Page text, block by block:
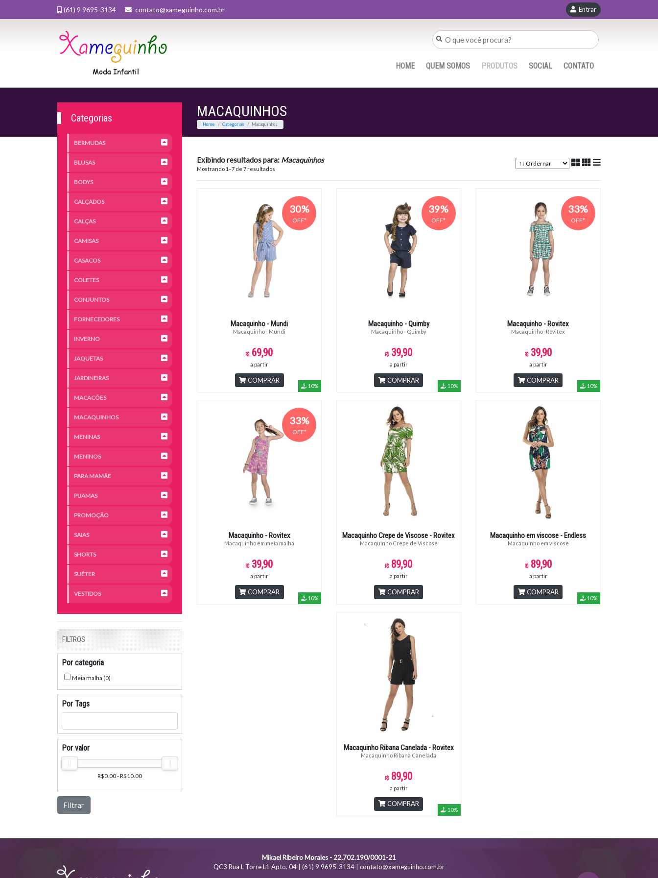
(61) 9 9695-3134 contato@xameguinho.com.br Entrar
HOME QUEM SOMOS PRODUTOS SOCIAL CONTATO
Categorias
BERMUDAS
BLUSAS
BODYS
CALÇADOS
CALÇAS
CAMISAS
CASACOS
COLETES
CONJUNTOS
FORNECEDORES
INVERNO
JAQUETAS
JARDINEIRAS
MACACÕES
MACAQUINHOS
MENINAS
MENINOS
PARA MAMÃE
PIJAMAS
PROMOÇÃO
SAIAS
SHORTS
SUÉTER
VESTIDOS
FILTROS
Por categoria
Meia malha (0)
Por Tags
Por valor
R$0.00 - R$10.00
Filtrar
MACAQUINHOS
Home Categorias Macaquinhos
Exibindo resultados para: Macaquinhos
Mostrando 1–7 de 7 resultados
30%
OFF*
Macaquinho - Mundi
Macaquinho - Mundi
69,90
a partir
COMPRAR
10%
39%
OFF*
Macaquinho - Quimby
Macaquinho - Quimby
39,90
a partir
COMPRAR
10%
33%
OFF*
Macaquinho - Rovitex
Macaquinho -Rovitex
39,90
a partir
COMPRAR
10%
33%
OFF*
Macaquinho - Rovitex
Macaquinho em meia malha
39,90
a partir
COMPRAR
10%
Macaquinho Crepe de Viscose - Rovitex
Macaquinho Crepe de Viscose
89,90
a partir
COMPRAR
Macaquinho em viscose - Endless
Macaquinho em viscose
89,90
a partir
COMPRAR
10%
Macaquinho Ribana Canelada - Rovitex
Macaquinho Ribana Canelada
89,90
a partir
COMPRAR
10%
Mikael Ribeiro Morales - 22.702.190/0001-21
QC3 Rua L Torre L1 Apto. 04 | (61) 9 9695-3134 | contato@xameguinho.com.br